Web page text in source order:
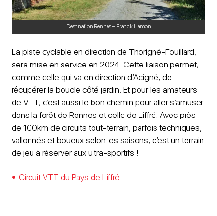
Destination Rennes – Franck Hamon
La piste cyclable en direction de Thorigné-Fouillard,
sera mise en service en 2024. Cette liaison permet,
comme celle qui va en direction d’Acigné, de
récupérer la boucle côté jardin. Et pour les amateurs
de VTT, c’est aussi le bon chemin pour aller s’amuser
dans la forêt de Rennes et celle de Liffré. Avec près
de 100km de circuits tout-terrain, parfois techniques,
vallonnés et boueux selon les saisons, c’est un terrain
de jeu à réserver aux ultra-sportifs !
Circuit VTT du Pays de Liffré